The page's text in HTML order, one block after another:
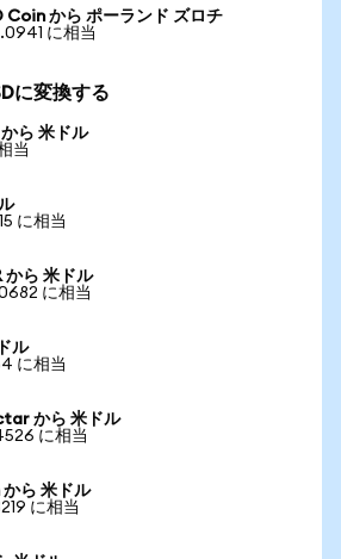
Coin から ポーランド ズロチ
に相当
に変換する
ら 米ドル
当
に相当
ら 米ドル
に相当
ル
に相当
から 米ドル
に相当
ら 米ドル
に相当